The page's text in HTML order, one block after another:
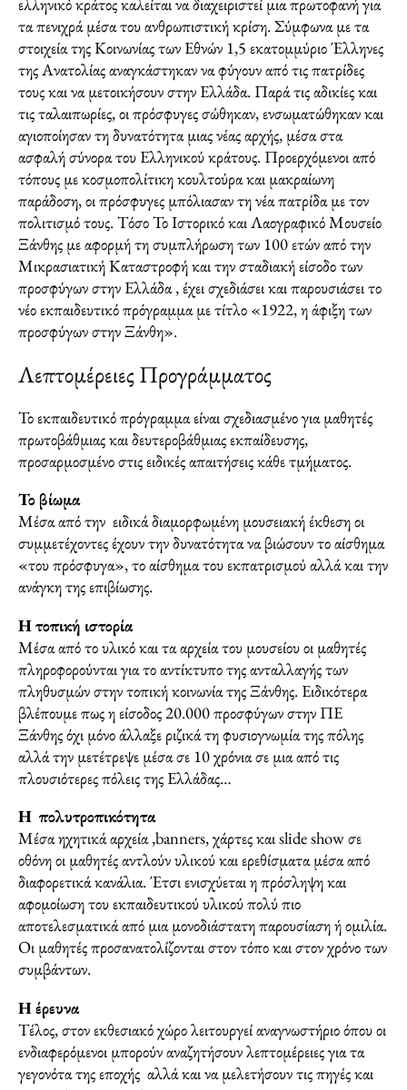
τα πενιχρά μέσα του ανθρωπιστική κρίση. Σύμφωνα με τα
στοιχεία της Κοινωνίας των Εθνών 1,5 εκατομμύριο Έλληνες
της Ανατολίας αναγκάστηκαν να φύγουν από τις πατρίδες
τους και να μετοικήσουν στην Ελλάδα. Παρά τις αδικίες και
τις ταλαιπωρίες, οι πρόσφυγες σώθηκαν, ενσωματώθηκαν και
αγιοποίησαν τη δυνατότητα μιας νέας αρχής, μέσα στα
ασφαλή σύνορα του Ελληνικού κράτους. Προερχόμενοι από
τόπους με κοσμοπολίτικη κουλτούρα και μακραίωνη
παράδοση, οι πρόσφυγες μπόλιασαν τη νέα πατρίδα με τον
πολιτισμό τους. Τόσο Το Ιστορικό και Λαογραφικό Μουσείο
Ξάνθης με αφορμή τη συμπλήρωση των 100 ετών από την
Μικρασιατική Καταστροφή και την σταδιακή είσοδο των
προσφύγων στην Ελλάδα , έχει σχεδιάσει και παρουσιάσει το
νέο εκπαιδευτικό πρόγραμμα με τίτλο «1922, η άφιξη των
προσφύγων στην Ξάνθη».
Λεπτομέρειες Προγράμματος
Το εκπαιδευτικό πρόγραμμα είναι σχεδιασμένο για μαθητές
πρωτοβάθμιας και δευτεροβάθμιας εκπαίδευσης,
προσαρμοσμένο στις ειδικές απαιτήσεις κάθε τμήματος.
Το βίωμα
Μέσα από την ειδικά διαμορφωμένη μουσειακή έκθεση οι
συμμετέχοντες έχουν την δυνατότητα να βιώσουν το αίσθημα
«του πρόσφυγα», το αίσθημα του εκπατρισμού αλλά και την
ανάγκη της επιβίωσης.
Η τοπική ιστορία
Μέσα από το υλικό και τα αρχεία του μουσείου οι μαθητές
πληροφορούνται για το αντίκτυπο της ανταλλαγής των
πληθυσμών στην τοπική κοινωνία της Ξάνθης. Ειδικότερα
βλέπουμε πως η είσοδος 20.000 προσφύγων στην ΠΕ
Ξάνθης όχι μόνο άλλαξε ριζικά τη φυσιογνωμία της πόλης
αλλά την μετέτρεψε μέσα σε 10 χρόνια σε μια από τις
πλουσιότερες πόλεις της Ελλάδας…
Η πολυτροπικότητα
Μέσα ηχητικά αρχεία ,banners, χάρτες και slide show σε
οθόνη οι μαθητές αντλούν υλικού και ερεθίσματα μέσα από
διαφορετικά κανάλια. Έτσι ενισχύεται η πρόσληψη και
αφομοίωση του εκπαιδευτικού υλικού πολύ πιο
αποτελεσματικά από μια μονοδιάστατη παρουσίαση ή ομιλία.
Οι μαθητές προσανατολίζονται στον τόπο και στον χρόνο των
συμβάντων.
Η έρευνα
Τέλος, στον εκθεσιακό χώρο λειτουργεί αναγνωστήριο όπου οι
ενδιαφερόμενοι μπορούν αναζητήσουν λεπτομέρειες για τα
γεγονότα της εποχής αλλά και να μελετήσουν τις πηγές και